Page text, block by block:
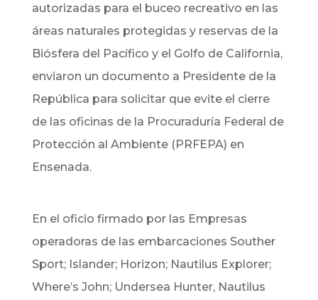
autorizadas para el buceo recreativo en las
áreas naturales protegidas y reservas de la
Biósfera del Pacífico y el Golfo de California,
enviaron un documento a Presidente de la
República para solicitar que evite el cierre
de las oficinas de la Procuraduría Federal de
Protección al Ambiente (PRFEPA) en
Ensenada.
En el oficio firmado por las Empresas
operadoras de las embarcaciones Souther
Sport; Islander; Horizon; Nautilus Explorer;
Where’s John; Undersea Hunter, Nautilus